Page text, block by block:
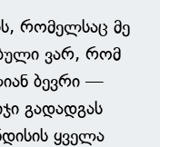
რომელსაც მე
ვარ, რომ
ბევრი —
გადადგას
ყველა